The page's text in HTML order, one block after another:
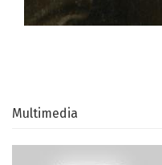
Multimedia